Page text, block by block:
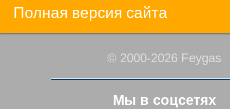
Полная версия сайта
© 2000-2026 Feygas
Мы в соцсетях